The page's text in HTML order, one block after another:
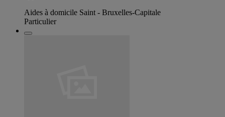
Aides à domicile Saint - Bruxelles-Capitale
Particulier